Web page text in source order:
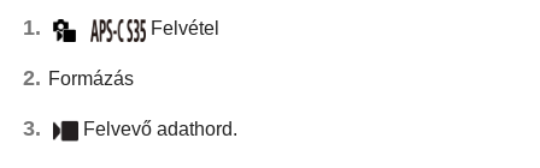
Felvétel
Formázás
Felvevő adathord.